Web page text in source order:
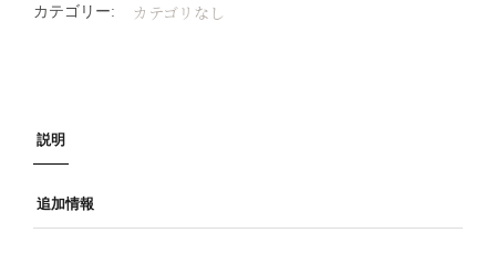
カテゴリー: カテゴリなし
説明
追加情報